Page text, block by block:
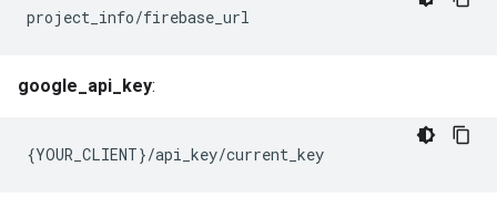
project_info/firebase_url
google_api_key:
{YOUR_CLIENT}/api_key/current_key